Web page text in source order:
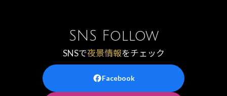
SNS Follow
SNSで夜景情報をチェック
Facebook